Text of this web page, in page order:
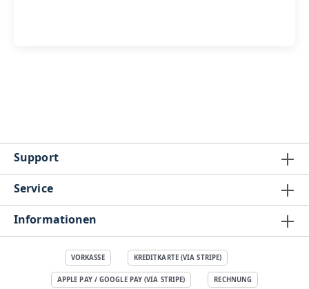
Support
Service
Informationen
VORKASSE KREDITKARTE (VIA STRIPE)
APPLE PAY / GOOGLE PAY (VIA STRIPE) RECHNUNG